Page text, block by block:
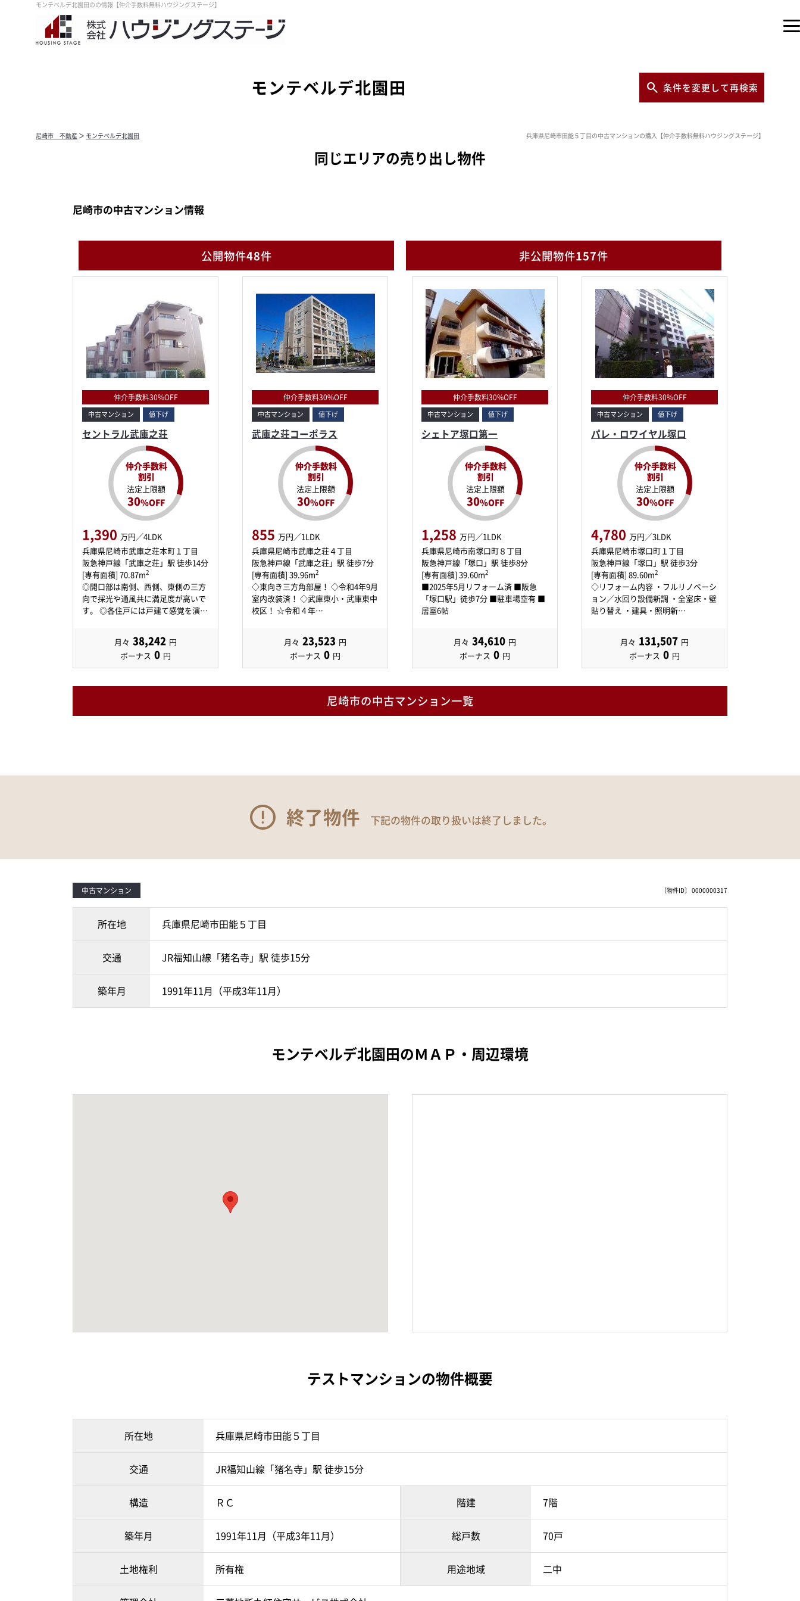
モンテベルデ北園田のの情報【仲介手数料無料ハウジングステージ】
モンテベルデ北園田 条件を変更して再検索
尼崎市 不動産 ＞ モンテベルデ北園田 兵庫県尼崎市田能５丁目の中古マンションの購入【仲介手数料無料ハウジングステージ】
同じエリアの売り出し物件
尼崎市の中古マンション情報
公開物件48件 非公開物件157件
仲介手数料30%OFF
中古マンション 値下げ
セントラル武庫之荘
仲介手数料
割引
法定上限額
30%OFF
1,390 万円／4LDK
兵庫県尼崎市武庫之荘本町１丁目
阪急神戸線「武庫之荘」駅 徒歩14分
[専有面積] 70.87m2
◎開口部は南側、西側、東側の三方
向で採光や通風共に満足度が高いで
す。 ◎各住戸には戸建て感覚を演…
月々 38,242 円
ボーナス 0 円
仲介手数料30%OFF
中古マンション 値下げ
武庫之荘コーポラス
仲介手数料
割引
法定上限額
30%OFF
855 万円／1LDK
兵庫県尼崎市武庫之荘４丁目
阪急神戸線「武庫之荘」駅 徒歩7分
[専有面積] 39.96m2
◇東向き三方角部屋！ ◇令和4年9月
室内改装済！ ◇武庫東小・武庫東中
校区！ ☆令和４年…
月々 23,523 円
ボーナス 0 円
仲介手数料30%OFF
中古マンション 値下げ
シェトア塚口第一
仲介手数料
割引
法定上限額
30%OFF
1,258 万円／1LDK
兵庫県尼崎市南塚口町８丁目
阪急神戸線「塚口」駅 徒歩8分
[専有面積] 39.60m2
■2025年5月リフォーム済 ■阪急
「塚口駅」徒歩7分 ■駐車場空有 ■
居室6帖
月々 34,610 円
ボーナス 0 円
仲介手数料30%OFF
中古マンション 値下げ
パレ・ロワイヤル塚口
仲介手数料
割引
法定上限額
30%OFF
4,780 万円／3LDK
兵庫県尼崎市塚口町１丁目
阪急神戸線「塚口」駅 徒歩3分
[専有面積] 89.60m2
◇リフォーム内容 ・フルリノベーシ
ョン／水回り設備新調 ・全室床・壁
貼り替え ・建具・照明新…
月々 131,507 円
ボーナス 0 円
尼崎市の中古マンション一覧
終了物件 下記の物件の取り扱いは終了しました。
〔物件ID〕 0000000317
中古マンション
所在地 兵庫県尼崎市田能５丁目
交通 JR福知山線「猪名寺」駅 徒歩15分
築年月 1991年11月（平成3年11月）
モンテベルデ北園田のＭＡＰ・周辺環境
テストマンションの物件概要
所在地 兵庫県尼崎市田能５丁目
交通 JR福知山線「猪名寺」駅 徒歩15分
構造 ＲＣ 階建 7階
築年月 1991年11月（平成3年11月） 総戸数 70戸
土地権利 所有権 用途地域 二中